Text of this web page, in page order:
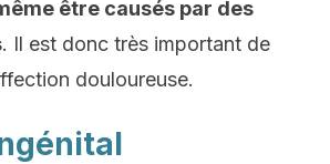
être causés par des
. Il est donc très important de
douloureuse.